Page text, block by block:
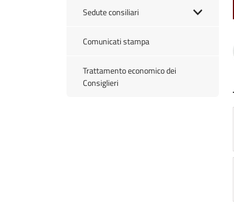
Sedute consiliari
Comunicati stampa
Trattamento economico dei
Consiglieri